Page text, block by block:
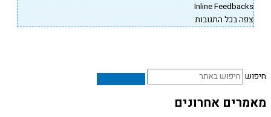
Inline
בכל התגובות
אחרונים